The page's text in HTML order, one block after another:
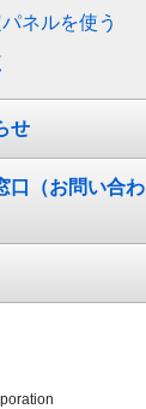
ネルを使う
せ
口（お問い合わ